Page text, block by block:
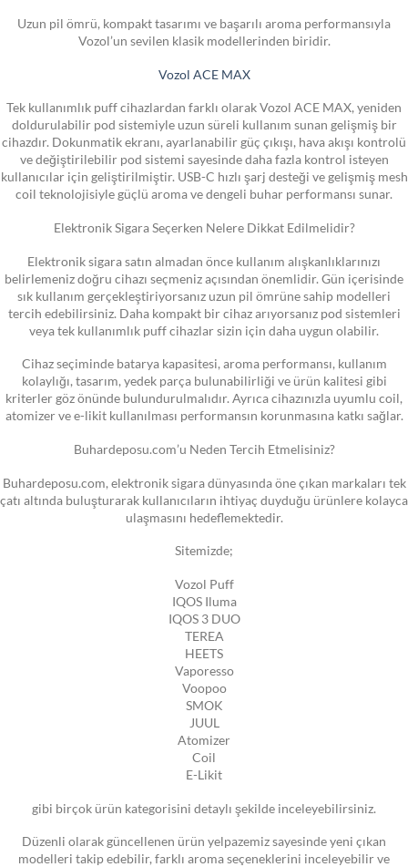
Uzun pil ömrü, kompakt tasarımı ve başarılı aroma performansıyla
Vozol’un sevilen klasik modellerinden biridir.
Vozol ACE MAX
Tek kullanımlık puff cihazlardan farklı olarak Vozol ACE MAX, yeniden
doldurulabilir pod sistemiyle uzun süreli kullanım sunan gelişmiş bir
cihazdır. Dokunmatik ekranı, ayarlanabilir güç çıkışı, hava akışı kontrolü
ve değiştirilebilir pod sistemi sayesinde daha fazla kontrol isteyen
kullanıcılar için geliştirilmiştir. USB-C hızlı şarj desteği ve gelişmiş mesh
coil teknolojisiyle güçlü aroma ve dengeli buhar performansı sunar.
Elektronik Sigara Seçerken Nelere Dikkat Edilmelidir?
Elektronik sigara satın almadan önce kullanım alışkanlıklarınızı
belirlemeniz doğru cihazı seçmeniz açısından önemlidir. Gün içerisinde
sık kullanım gerçekleştiriyorsanız uzun pil ömrüne sahip modelleri
tercih edebilirsiniz. Daha kompakt bir cihaz arıyorsanız pod sistemleri
veya tek kullanımlık puff cihazlar sizin için daha uygun olabilir.
Cihaz seçiminde batarya kapasitesi, aroma performansı, kullanım
kolaylığı, tasarım, yedek parça bulunabilirliği ve ürün kalitesi gibi
kriterler göz önünde bulundurulmalıdır. Ayrıca cihazınızla uyumlu coil,
atomizer ve e-likit kullanılması performansın korunmasına katkı sağlar.
Buhardeposu.com’u Neden Tercih Etmelisiniz?
Buhardeposu.com, elektronik sigara dünyasında öne çıkan markaları tek
çatı altında buluşturarak kullanıcıların ihtiyaç duyduğu ürünlere kolayca
ulaşmasını hedeflemektedir.
Sitemizde;
Vozol Puff
IQOS Iluma
IQOS 3 DUO
TEREA
HEETS
Vaporesso
Voopoo
SMOK
JUUL
Atomizer
Coil
E-Likit
gibi birçok ürün kategorisini detaylı şekilde inceleyebilirsiniz.
Düzenli olarak güncellenen ürün yelpazemiz sayesinde yeni çıkan
modelleri takip edebilir, farklı aroma seçeneklerini inceleyebilir ve